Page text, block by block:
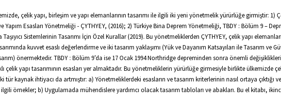
çelik yapı, birleşim ve yapı elemanlarının tasarımı ile ilgili iki yeni yönetmelik yürürlüğe girmiştir: 1)
Yapım Esasları Yönetmeliği - ÇYTHYEY, (2016); 2) Türkiye Bina Deprem Yönetmeliği, TBDY : Bölüm 9 –
Taşıyıcı Sistemlerinin Tasarımı İçin Özel Kurallar (2019). Bu yönetmeliklerden ÇYTHYEY, çelik yapı
kuvvet esaslı değerlendirme ve iki tasarım yaklaşımı (Yük ve Dayanım Katsayıları ile Tasarım ve
önermektedir. TBDY : Bölüm 9’da ise 17 Ocak 1994 Northridge depreminden sonra önemli
çelik yapı tasarımının esasları yer almaktadır. Bu yönetmeliklerin yürürlüğe girmesiyle birlikte ülkemizde
tür kaynak ihtiyacı da artmıştır: a) Yönetmeliklerdeki esasların ve tasarım kriterlerinin nasıl ortaya çıktığı
örnekler; b) Uygulamada mühendislere yardımcı olacak tasarım tabloları ve abakları. Bu el kitabı,